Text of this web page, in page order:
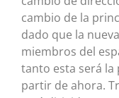
cambio de la
dado que la
miembros del
tanto esta será la
partir de ahora.